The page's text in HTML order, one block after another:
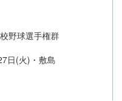
野球選手権群
日(火)・敷島